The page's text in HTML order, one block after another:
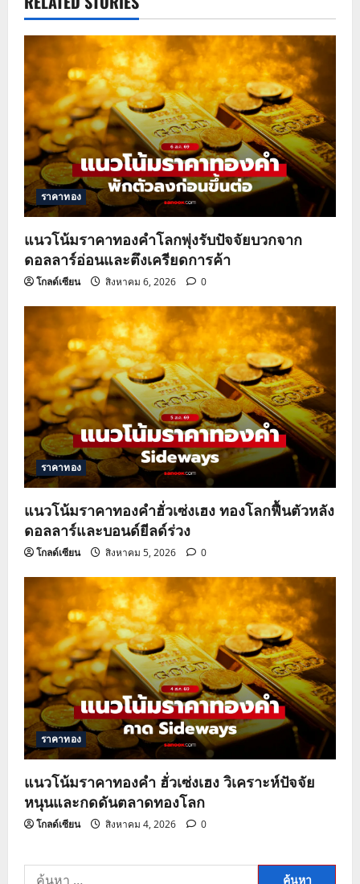
a
v
i
g
a
t
i
o
n
ราคาทอง
แนวโน้มราคาทองคำโลกพุ่งรับปัจจัยบวกจาก
ดอลลาร์อ่อนและตึงเครียดการค้า
โกลด์เซียน สิงหาคม 6, 2026 0
ราคาทอง
แนวโน้มราคาทองคำฮั่วเซ่งเฮง ทองโลกฟื้นตัวหลัง
ดอลลาร์และบอนด์ยีลด์ร่วง
โกลด์เซียน สิงหาคม 5, 2026 0
ราคาทอง
แนวโน้มราคาทองคำ ฮั่วเซ่งเฮง วิเคราะห์ปัจจัย
หนุนและกดดันตลาดทองโลก
โกลด์เซียน สิงหาคม 4, 2026 0
ค้นหา